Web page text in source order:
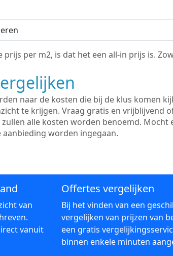
prijs per m2, is dat het een all-in prijs is.
naar de kosten die bij de klus komen
te krijgen. Vraag gratis en vrijblijvend
alle kosten worden benoemd.
aanbieding worden ingegaan.
van
vanuit
Offertes vergelijken
Bij het vinden van een
vergelijken van prijzen van
een gratis
binnen enkele minuten